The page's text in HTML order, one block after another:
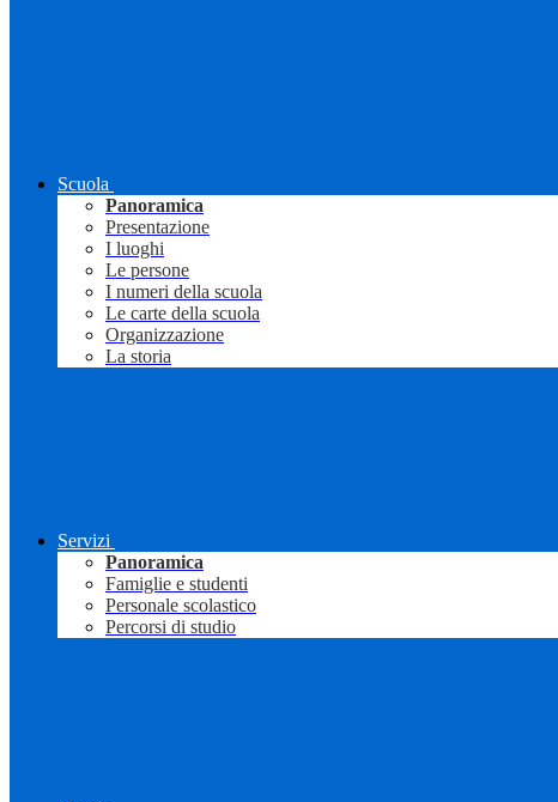
Scuola
Panoramica
Presentazione
I luoghi
Le persone
I numeri della scuola
Le carte della scuola
Organizzazione
La storia
Servizi
Panoramica
Famiglie e studenti
Personale scolastico
Percorsi di studio